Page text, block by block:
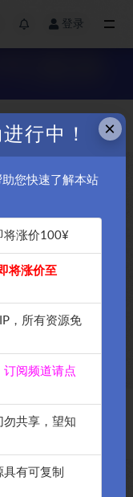
登录
rights reserved|
×
行中！
您快速了解本站
将涨价100¥
将涨价至
，所有资源免
订阅频道请点
共享，望知
有可复制